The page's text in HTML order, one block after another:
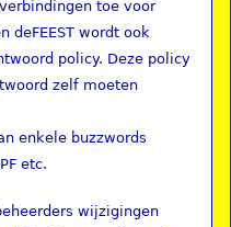
toe voor
deFEEST wordt ook
policy. Deze policy
zelf moeten
enkele buzzwords
etc.
wijzigingen